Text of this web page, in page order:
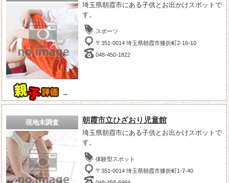
－
埼玉県朝霞市にある子供とお出かけスポットで
す。
スポーツ
〒351-0014 埼玉県朝霞市膝折町2-16-10
048-450-1822
現地未調査 朝霞市立ひざおり児童館
埼玉県朝霞市にある子供とお出かけスポットで
す。
体験型スポット
〒351-0014 埼玉県朝霞市膝折町1-7-40